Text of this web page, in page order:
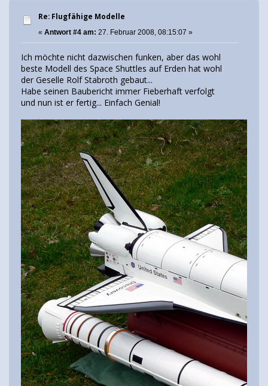
Re: Flugfähige Modelle
« Antwort #4 am: 27. Februar 2008, 08:15:07 »
Ich möchte nicht dazwischen funken, aber das wohl
beste Modell des Space Shuttles auf Erden hat wohl
der Geselle Rolf Stabroth gebaut...
Habe seinen Baubericht immer Fieberhaft verfolgt
und nun ist er fertig... Einfach Genial!